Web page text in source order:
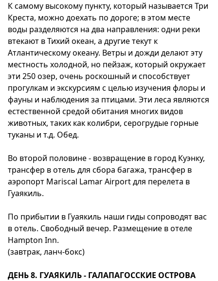
К самому высокому пункту, который называется Три
Креста, можно доехать по дороге; в этом месте
воды разделяются на два направления: одни реки
втекают в Тихий океан, а другие текут к
Атлантическому океану. Ветры и дожди делают эту
местность холодной, но пейзаж, который окружает
эти 250 озер, очень роскошный и способствует
прогулкам и экскурсиям с целью изучения флоры и
фауны и наблюдения за птицами. Эти леса являются
естественной средой обитания многих видов
животных, таких как колибри, серогрудые горные
туканы и т.д. Обед.
Во второй половине - возвращение в город Куэнку,
трансфер в отель для сбора багажа, трансфер в
аэропорт Mariscal Lamar Airport для перелета в
Гуаякиль.
По прибытии в Гуаякиль наши гиды сопроводят вас
в отель. Свободный вечер. Размещение в отеле
Hampton Inn.
(завтрак, ланч-бокс)
ДЕНЬ 8. ГУАЯКИЛЬ - ГАЛАПАГОССКИЕ ОСТРОВА